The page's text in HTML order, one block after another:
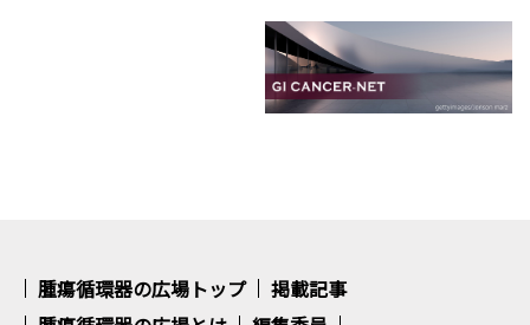
腫瘍循環器の広場トップ
掲載記事